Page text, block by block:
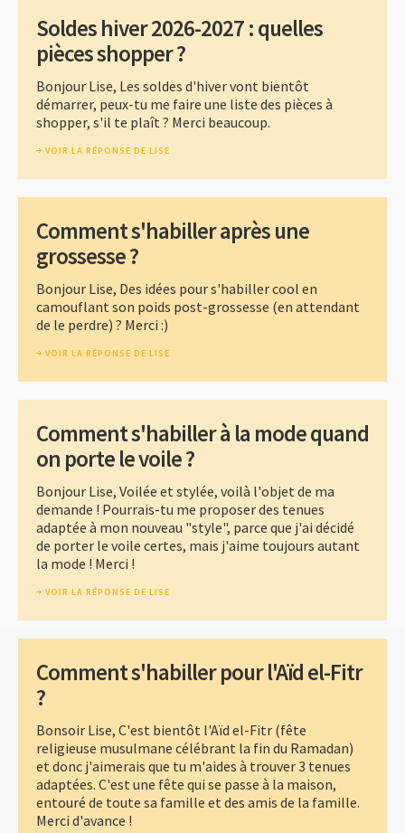
Soldes hiver 2026-2027 : quelles
pièces shopper ?
Bonjour Lise, Les soldes d'hiver vont bientôt
démarrer, peux-tu me faire une liste des pièces à
shopper, s'il te plaît ? Merci beaucoup.
VOIR LA RÉPONSE DE LISE
Comment s'habiller après une
grossesse ?
Bonjour Lise, Des idées pour s'habiller cool en
camouflant son poids post-grossesse (en attendant
de le perdre) ? Merci :)
VOIR LA RÉPONSE DE LISE
Comment s'habiller à la mode quand
on porte le voile ?
Bonjour Lise, Voilée et stylée, voilà l'objet de ma
demande ! Pourrais-tu me proposer des tenues
adaptée à mon nouveau "style", parce que j'ai décidé
de porter le voile certes, mais j'aime toujours autant
la mode ! Merci !
VOIR LA RÉPONSE DE LISE
Comment s'habiller pour l'Aïd el-Fitr
?
Bonsoir Lise, C'est bientôt l'Aïd el-Fitr (fête
religieuse musulmane célébrant la fin du Ramadan)
et donc j'aimerais que tu m'aides à trouver 3 tenues
adaptées. C'est une fête qui se passe à la maison,
entouré de toute sa famille et des amis de la famille.
Merci d'avance !